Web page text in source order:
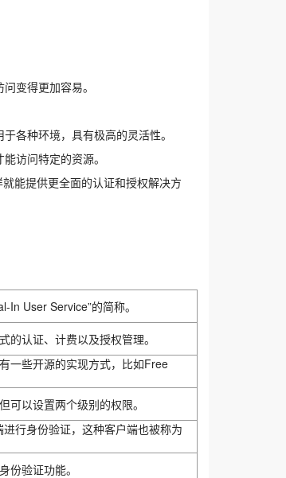
变得更加容易。
各种环境，具有极高的灵活性。
访问特定的资源。
能提供更全面的认证和授权解决方
In User Service”的简称。
的认证、计费以及授权管理。
一些开源的实现方式，比如Free
可以设置两个级别的权限。
行身份验证，这种客户端也被称为
份验证功能。